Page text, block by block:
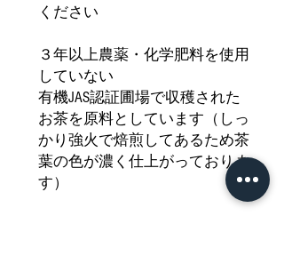
ください
３年以上農薬・化学肥料を使用
していない
有機JAS認証圃場で収穫された
お茶を原料としています（しっ
かり強火で焙煎してあるため茶
葉の色が濃く仕上がっておりま
す）